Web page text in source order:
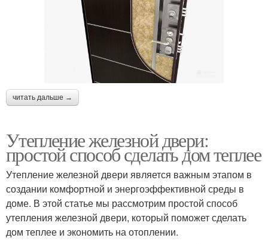
читать дальше →
Утепление железной двери:
простой способ сделать дом теплее
Утепление железной двери является важным этапом в
создании комфортной и энергоэффективной среды в
доме. В этой статье мы рассмотрим простой способ
утепления железной двери, который поможет сделать
дом теплее и экономить на отоплении.